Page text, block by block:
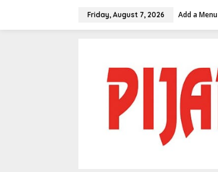
Friday, August 7, 2026 Add a Menu